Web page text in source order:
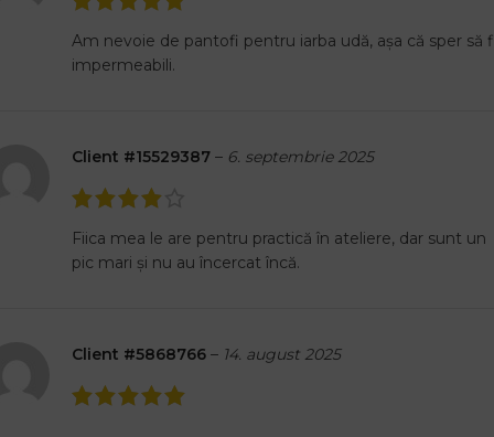
Am nevoie de pantofi pentru iarba udă, așa că sper să
impermeabili.
Client #15529387 – 6. septembrie 2025
Fiica mea le are pentru practică în ateliere, dar sunt un
pic mari și nu au încercat încă.
Client #5868766 – 14. august 2025